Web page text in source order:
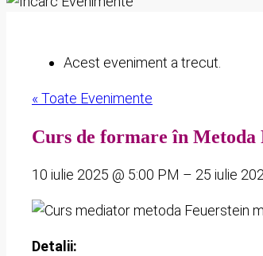
Acest eveniment a trecut.
« Toate Evenimente
Curs de formare în Metoda
10 iulie 2025 @ 5:00 PM – 25 iulie
Detalii: